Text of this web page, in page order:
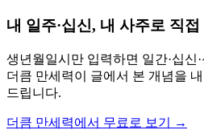
내 일주·십신, 내 사주로 직
생년월일시만 입력하면 일간·십신
더큼 만세력이 글에서 본 개념을
드립니다.
더큼 만세력에서 무료로 보기 →